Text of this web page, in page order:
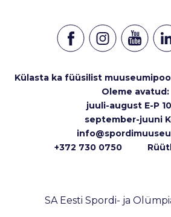
Külasta ka füüsilist
Oleme avatud:
juuli-august E-P
september-juuni K-
+372 730 0750 Rüütli
SA Eesti Spordi- ja